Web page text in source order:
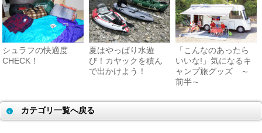
シュラフの快適度
CHECK！
夏はやっぱり水遊
び！カヤックを積ん
で出かけよう！
「こんなのあったら
いいな!」気になるキ
ャンプ旅グッズ ～
前半～
カテゴリ一覧へ戻る